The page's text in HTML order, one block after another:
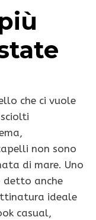
che ci vuole
non sono
di mare. Uno
detto anche
ideale
casual,